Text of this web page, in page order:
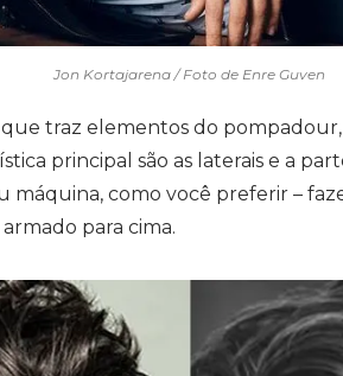
Jon Kortajarena / Foto de Enre Guven
que traz elementos do pompadour,
principal são as laterais e a
máquina, como você preferir –
para cima.